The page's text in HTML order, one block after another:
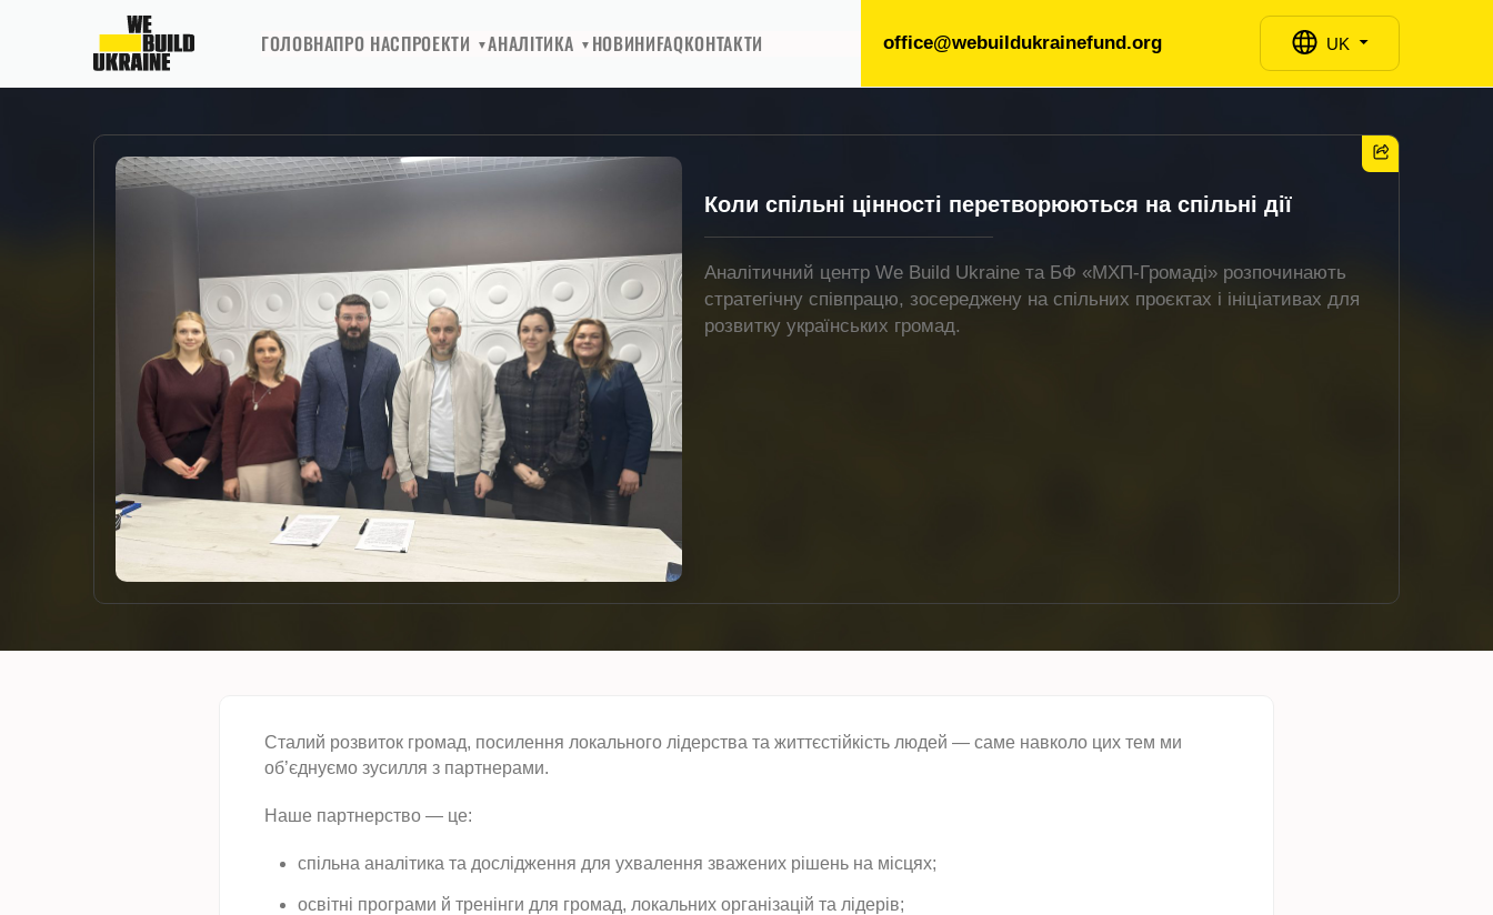
ГОЛОВНАПРО НАСПРОЕКТИ АНАЛІТИКА НОВИНИFAQКОНТАКТИ office@webuildukrainefund.org UK
Коли спільні цінності перетворюються на спільні дії
Аналітичний центр We Build Ukraine та БФ «МХП-Громаді» розпочинають
стратегічну співпрацю, зосереджену на спільних проєктах і ініціативах для
розвитку українських громад.
Сталий розвиток громад, посилення локального лідерства та життєстійкість людей — саме навколо цих тем ми
об’єднуємо зусилля з партнерами.
Наше партнерство — це:
спільна аналітика та дослідження для ухвалення зважених рішень на місцях;
освітні програми й тренінги для громад, локальних організацій та лідерів;